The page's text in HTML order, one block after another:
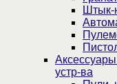
устр-ва